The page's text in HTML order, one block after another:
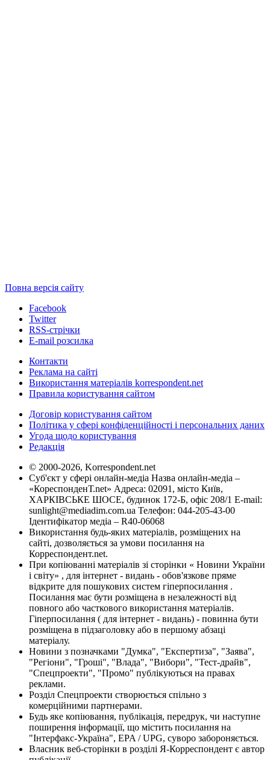
Повна версія сайту
Facebook
Twitter
RSS-стрічки
E-mail розсилка
Контакти
Реклама на сайті
Використання матеріалів korrespondent.net
Правила користування сайтом
Договір користування сайтом
Політика у сфері конфіденційності і персональних даних
Угода щодо користування
Редакція
© 2000-2026, Korrespondent.net
Суб'єкт у сфері онлайн-медіа Назва онлайн-медіа –
«КореспонденТ.net» Адреса: 02091, місто Київ,
ХАРКІВСЬКЕ ШОСЕ, будинок 172-Б, офіс 208/1 E-mail:
sunlight@mediadim.com.ua Телефон: 044-205-43-00
Ідентифікатор медіа – R40-06068
Використання будь-яких матеріалів, розміщених на
сайті, дозволяється за умови посилання на
Корреспондент.net.
При копіюванні матеріалів зі сторінки « Новини України
і світу» , для інтернет - видань - обов'язкове пряме
відкрите для пошукових систем гіперпосилання .
Посилання має бути розміщена в незалежності від
повного або часткового використання матеріалів.
Гіперпосилання ( для інтернет - видань) - повинна бути
розміщена в підзаголовку або в першому абзаці
матеріалу.
Новини з позначками "Думка", "Експертиза", "Заява",
"Регіони", "Гроші", "Влада", "Вибори", "Тест-драйв",
"Спецпроекти", "Промо" публікуються на правах
реклами.
Розділ Спецпроекти створюється спільно з
комерційними партнерами.
Будь яке копіювання, публікація, передрук, чи наступне
поширення інформації, що містить посилання на
"Інтерфакс-Україна", EPA / UPG, суворо забороняється.
Власник веб-сторінки в розділі Я-Корреспондент є автор